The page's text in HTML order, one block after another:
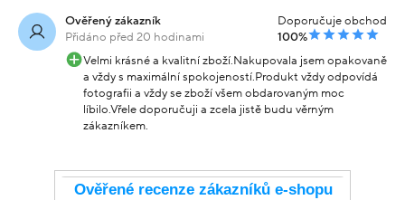
Ověřený zákazník
Přidáno před 20 hodinami
Doporučuje obchod
100%
Velmi krásné a kvalitní zboží.Nakupovala jsem opakovaně
a vždy s maximální spokojeností.Produkt vždy odpovídá
fotografii a vždy se zboží všem obdarovaným moc
líbilo.Vřele doporučuji a zcela jistě budu věrným
zákazníkem.